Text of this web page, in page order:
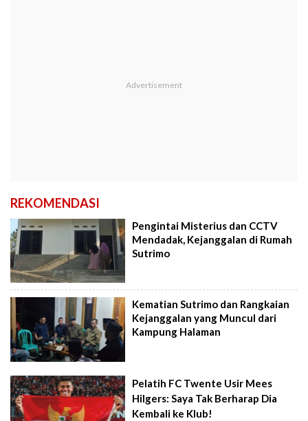
REKOMENDASI
Pengintai Misterius dan CCTV
Mendadak, Kejanggalan di Rumah
Sutrimo
Kematian Sutrimo dan Rangkaian
Kejanggalan yang Muncul dari
Kampung Halaman
Pelatih FC Twente Usir Mees
Hilgers: Saya Tak Berharap Dia
Kembali ke Klub!